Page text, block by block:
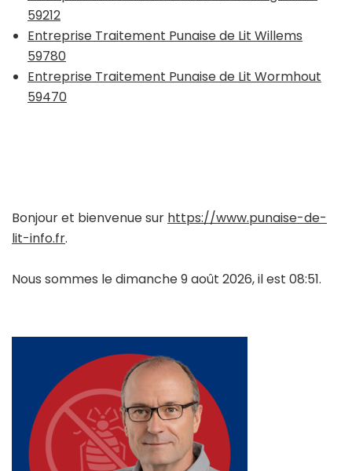
59212
Entreprise Traitement Punaise de Lit Willems
59780
Entreprise Traitement Punaise de Lit Wormhout
59470
Bonjour et bienvenue sur https://www.punaise-de-
lit-info.fr.
Nous sommes le dimanche 9 août 2026, il est 08:51.